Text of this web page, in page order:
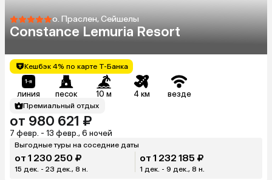
о. Праслен, Сейшелы
Constance Lemuria Resort
Кешбэк 4% по карте Т-Банка
линия песок 10 м 4 км везде
Премиальный отдых
от 980 621 ₽
7 февр. - 13 февр., 6 ночей
Выгодные туры на соседние даты
от 1 230 250 ₽
15 дек. - 23 дек., 8 н.
от 1 232 185 ₽
1 дек. - 9 дек., 8 н.